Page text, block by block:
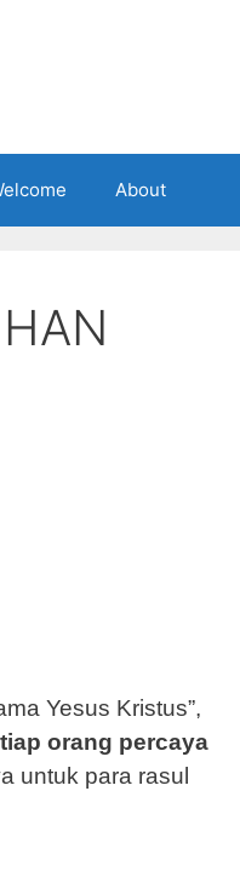
About
Yesus Kristus”,
orang percaya
untuk para rasul